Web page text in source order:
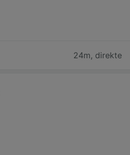
24m, direkte